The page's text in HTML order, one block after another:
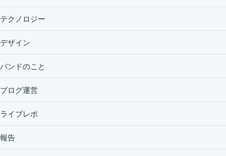
テクノロジー
デザイン
バンドのこと
ブログ運営
ライブレポ
報告